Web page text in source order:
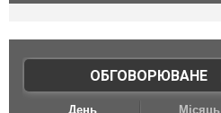
ОБГОВОРЮВАНЕ|
День Місяць